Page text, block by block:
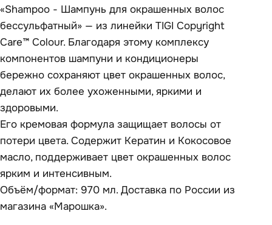
«Shampoo - Шампунь для окрашенных волос
бессульфатный» — из линейки TIGI Copyright
Care™ Colour. Благодаря этому комплексу
компонентов шампуни и кондиционеры
бережно сохраняют цвет окрашенных волос,
делают их более ухоженными, яркими и
здоровыми.
Его кремовая формула защищает волосы от
потери цвета. Содержит Кератин и Кокосовое
масло, поддерживает цвет окрашенных волос
ярким и интенсивным.
Объём/формат: 970 мл. Доставка по России из
магазина «Марошка».